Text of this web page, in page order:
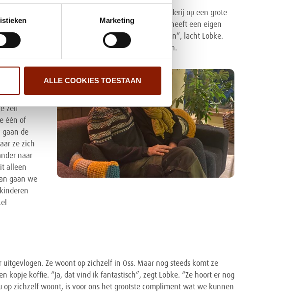
Marketing
ALLE COOKIES TOESTAAN
gezin naar Mill. Naar een fantastische boerderij op een grote
kippen, konijnen en hun twee honden. Iedereen heeft een eigen
de hele familie. “Dan zijn we als snel met vijftig man”, lacht Lobke.
leefkeuken, mits de coronamaatregelen dat toelaten.
Lobke
zelf
één of
gaan de
ze zich
naar
alleen
gaan we
uitgevlogen. Ze woont op zichzelf in Oss. Maar nog steeds komt ze
kopje koffie. “Ja, dat vind ik fantastisch”, zegt Lobke. “Ze hoort er nog
op zichzelf woont, is voor ons het grootste compliment wat we kunnen